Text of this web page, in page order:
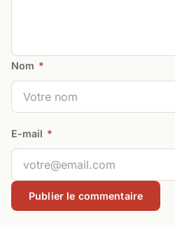
Nom *
E-mail *